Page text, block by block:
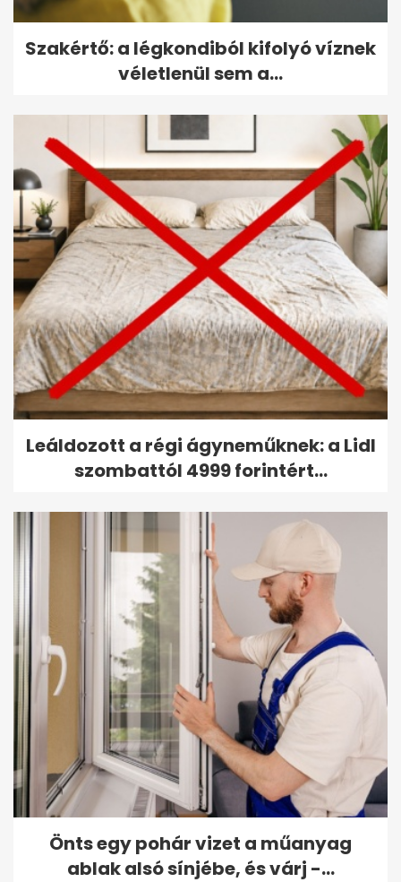
Szakértő: a légkondiból kifolyó víznek
véletlenül sem a...
Leáldozott a régi ágyneműknek: a Lidl
szombattól 4999 forintért...
Önts egy pohár vizet a műanyag
ablak alsó sínjébe, és várj -...